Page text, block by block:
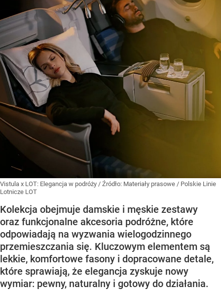
Vistula x LOT: Elegancja w podróży / Źródło: Materiały prasowe / Polskie Linie
Lotnicze LOT
Kolekcja obejmuje damskie i męskie zestawy
oraz funkcjonalne akcesoria podróżne, które
odpowiadają na wyzwania wielogodzinnego
przemieszczania się. Kluczowym elementem są
lekkie, komfortowe fasony i dopracowane detale,
które sprawiają, że elegancja zyskuje nowy
wymiar: pewny, naturalny i gotowy do działania.